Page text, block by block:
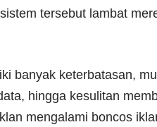
tersebut lambat
banyak keterbatasan,
hingga kesulitan
mengalami boncos